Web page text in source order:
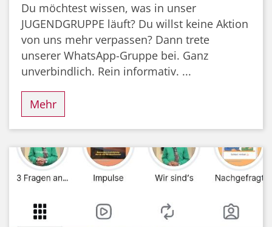
Du möchtest wissen, was in unser
JUGENDGRUPPE läuft? Du willst keine Aktion
von uns mehr verpassen? Dann trete
unserer WhatsApp-Gruppe bei. Ganz
unverbindlich. Rein informativ. ...
Mehr